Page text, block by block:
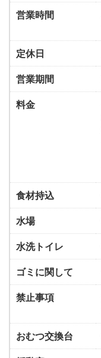
営業時間
定休日
営業期間
料金
食材持込
水場
水洗トイレ
ゴミに関して
禁止事項
おむつ交換台